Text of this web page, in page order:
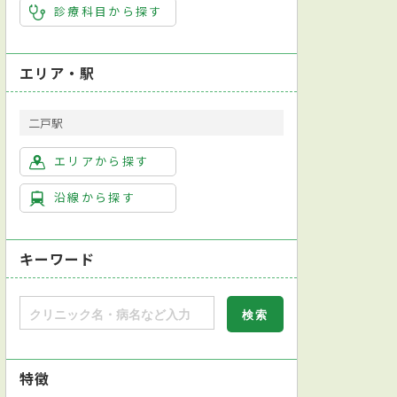
診療科目から探す
エリア・駅
二戸駅
エリアから探す
沿線から探す
キーワード
特徴